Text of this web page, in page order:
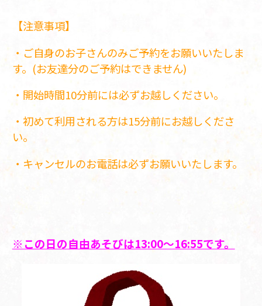
【注意事項】
・ご自身のお子さんのみご予約をお願いいたしま
す。(お友達分のご予約はできません)
・開始時間10分前には必ずお越しください。
・初めて利用される方は15分前にお越しくださ
い。
・キャンセルのお電話は必ずお願いいたします。
※この日の自由あそびは13:00～16:55です。